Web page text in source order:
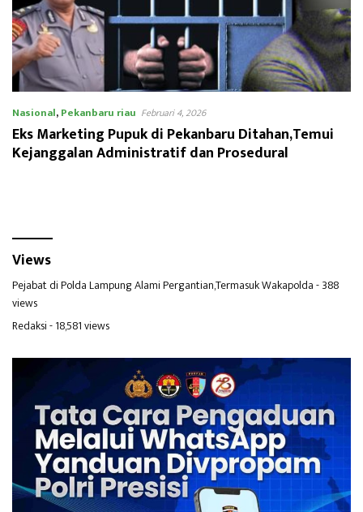
Nasional,Pekanbaru riau Februari 4, 2026
Eks Marketing Pupuk di Pekanbaru Ditahan,Temui
Kejanggalan Administratif dan Prosedural
Views
Pejabat di Polda Lampung Alami Pergantian,Termasuk Wakapolda- 388
views
Redaksi- 18,581 views